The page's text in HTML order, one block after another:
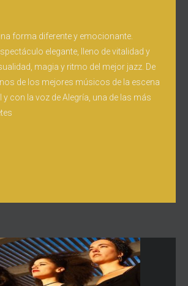
forma diferente y emocionante.
elegante, lleno de vitalidad y
magia y ritmo del mejor jazz. De
de los mejores músicos de la escena
y con la voz de Alegría, una de las más